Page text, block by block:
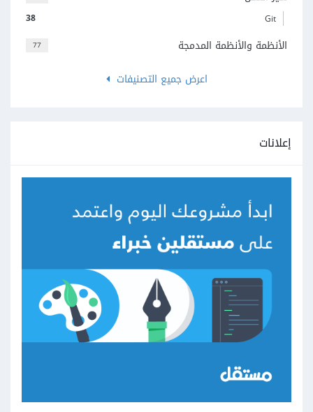
38 Git
77
الأنظمة والأنظمة المدمجة
اعرض جميع التصنيفات
إعلانات